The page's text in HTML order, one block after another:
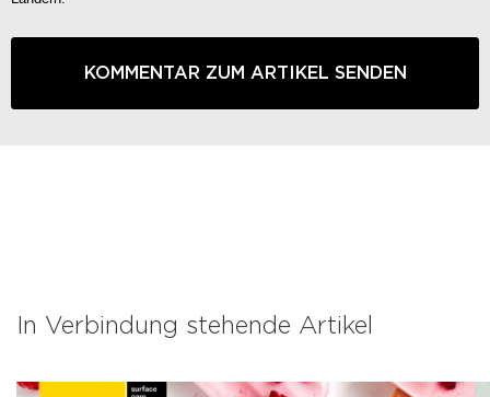
In Verbindung stehende Artikel